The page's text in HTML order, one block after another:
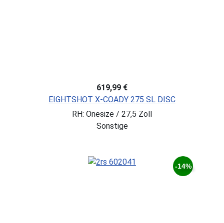
619,99 €
EIGHTSHOT X-COADY 275 SL DISC
RH: Onesize / 27,5 Zoll
Sonstige
-14%